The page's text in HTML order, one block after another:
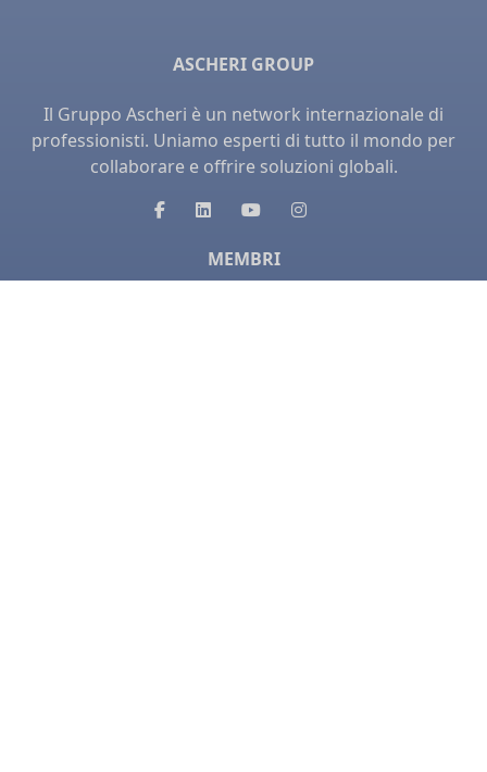
ASCHERI GROUP
Il Gruppo Ascheri è un network internazionale di
professionisti. Uniamo esperti di tutto il mondo per
collaborare e offrire soluzioni globali.
MEMBRI